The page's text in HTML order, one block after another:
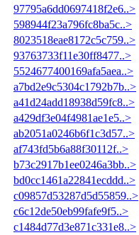
97795a6dd0697418f2e6..>
598944f23a796fc8ba5c..>
8023518eae8172c5c759..>
93763733f11e30ff8477..>
5524677400169afa5aea..>
a7bd2e9c5304c1792b7b..>
a41d24add18938d59fc8..>
a429df3e04f4981ae1e5..>
ab2051a0246b6f1c3d57..>
af743fd5b6a88f30112f..>
b73c2917b1ee0246a3bb..>
bd0cc1461a22841ecddd..>
c09857d53287d5d55859..>
c6c12de50eb99fafe9f5..>
c1484d77d3e871c331e8..>